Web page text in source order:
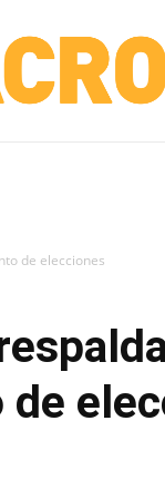
de elecciones
de